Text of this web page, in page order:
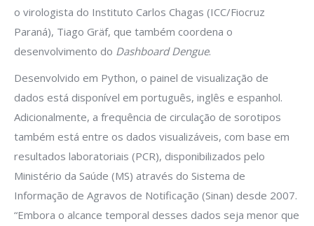
o virologista do Instituto Carlos Chagas (ICC/Fiocruz
Paraná), Tiago Gräf, que também coordena o
desenvolvimento do Dashboard Dengue.
Desenvolvido em Python, o painel de visualização de
dados está disponível em português, inglês e espanhol.
Adicionalmente, a frequência de circulação de sorotipos
também está entre os dados visualizáveis, com base em
resultados laboratoriais (PCR), disponibilizados pelo
Ministério da Saúde (MS) através do Sistema de
Informação de Agravos de Notificação (Sinan) desde 2007.
“Embora o alcance temporal desses dados seja menor que